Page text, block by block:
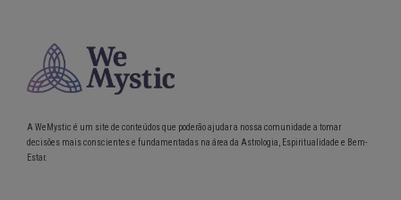
A WeMystic é um site de conteúdos que poderão ajudar a nossa comunidade a tomar
decisões mais conscientes e fundamentadas na área da Astrologia, Espiritualidade e Bem-
Estar.